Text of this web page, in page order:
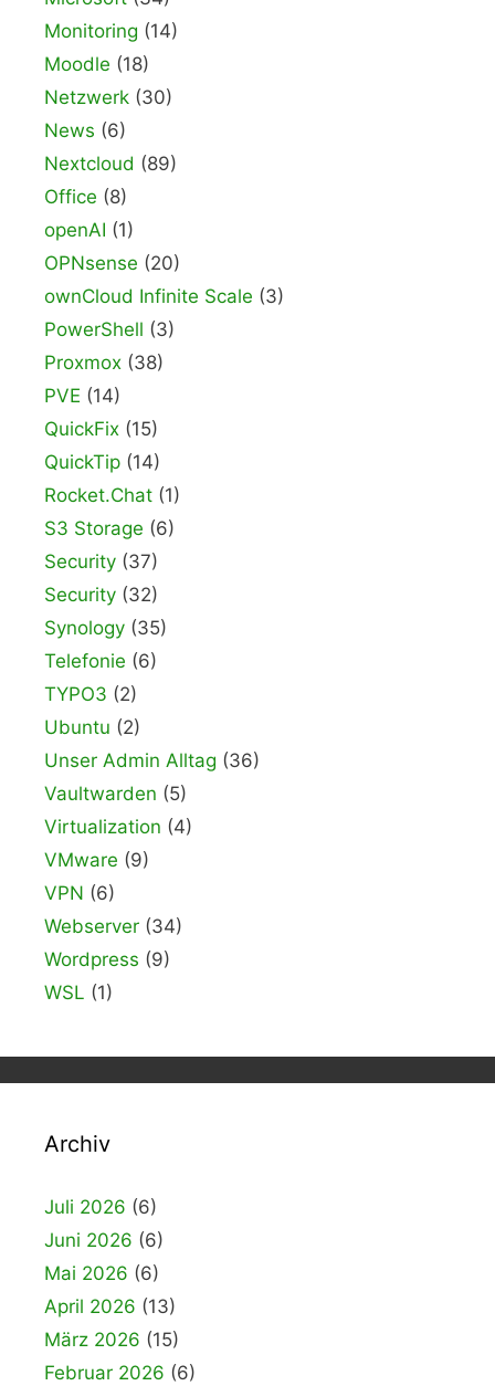
Monitoring (14)
Moodle (18)
Netzwerk (30)
News (6)
Nextcloud (89)
Office (8)
openAI (1)
OPNsense (20)
ownCloud Infinite Scale (3)
PowerShell (3)
Proxmox (38)
PVE (14)
QuickFix (15)
QuickTip (14)
Rocket.Chat (1)
S3 Storage (6)
Security (37)
Security (32)
Synology (35)
Telefonie (6)
TYPO3 (2)
Ubuntu (2)
Unser Admin Alltag (36)
Vaultwarden (5)
Virtualization (4)
VMware (9)
VPN (6)
Webserver (34)
Wordpress (9)
WSL (1)
Archiv
Juli 2026 (6)
Juni 2026 (6)
Mai 2026 (6)
April 2026 (13)
März 2026 (15)
Februar 2026 (6)